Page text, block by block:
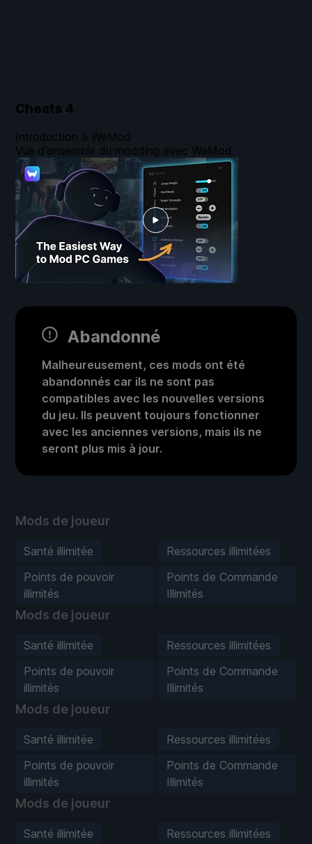
Cheats 4
Abandonné
Malheureusement, ces mods ont été
abandonnés car ils ne sont pas
compatibles avec les nouvelles versions
du jeu. Ils peuvent toujours fonctionner
avec les anciennes versions, mais ils ne
seront plus mis à jour.
Mods de joueur
Santé illimitée
Ressources illimitées
Points de pouvoir
illimités
Points de Commande
Illimités
Mods de joueur
Santé illimitée
Ressources illimitées
Points de pouvoir
illimités
Points de Commande
Illimités
Mods de joueur
Santé illimitée
Ressources illimitées
Points de pouvoir
illimités
Points de Commande
Illimités
Mods de joueur
Santé illimitée
Ressources illimitées
Introduction à WeMod
Vue d’ensemble du modding avec WeMod